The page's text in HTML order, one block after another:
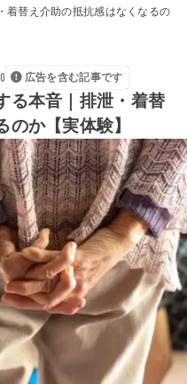
着替え介助の抵抗感はなくなるの
広告を含む記事です
る本音｜排泄・着替
のか【実体験】